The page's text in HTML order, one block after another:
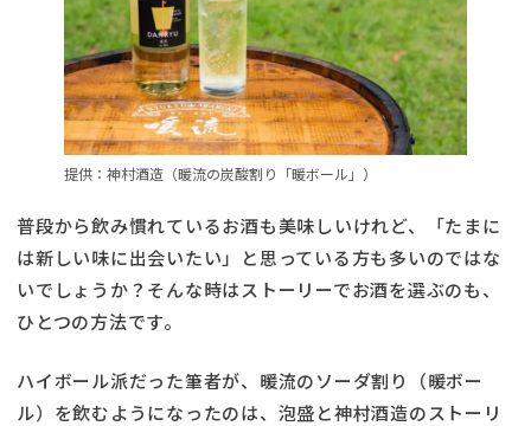
提供：神村酒造（暖流の炭酸割り「暖ボール」）
普段から飲み慣れているお酒も美味しいけれど、「たまに
は新しい味に出会いたい」と思っている方も多いのではな
いでしょうか？そんな時はストーリーでお酒を選ぶのも、
ひとつの方法です。
ハイボール派だった筆者が、暖流のソーダ割り（暖ボー
ル）を飲むようになったのは、泡盛と神村酒造のストーリ